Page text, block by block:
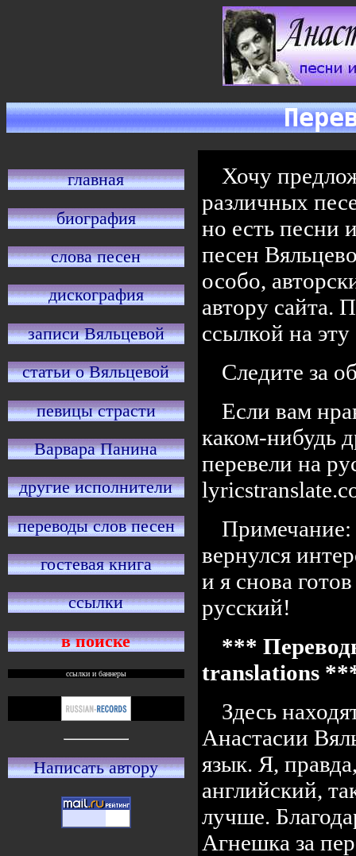
главная
биография
слова песен
дискография
записи Вяльцевой
статьи о Вяльцевой
певицы страсти
Варвара Панина
другие исполнители
переводы слов песен
гостевая книга
ссылки
в поиске
ссылки и баннеры
Написать автору
Хочу
различных
но есть песни
песен
особо,
автору сайта.
ссылкой на
Следите за
Если вам
каком-нибудь
перевели на
Примечание:
вернулся
и я снова
русский!
***
translations
Здесь
Анастасии
язык. Я,
английский,
лучше.
Агнешка за